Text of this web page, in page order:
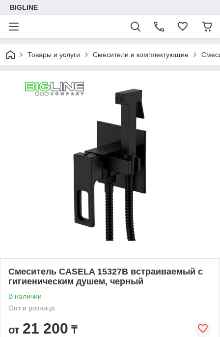
BIGLINE
Товары и услуги Смесители и комплектующие
Смеситель CASELA 15327B встраиваемый с
гигиеническим душем, черный
В наличии
Опт и розница
от 21 200 ₸